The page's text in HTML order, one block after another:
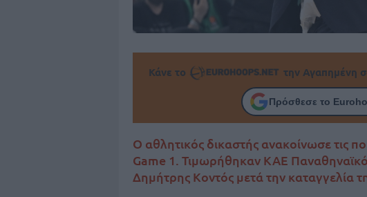
Κάνε το την Αγαπημένη
Πρόσθεσε το
Ο αθλητικός δικαστής ανακοίνωσε τις
Game 1. Τιμωρήθηκαν ΚΑΕ
Δημήτρης Κοντός μετά την καταγγελία